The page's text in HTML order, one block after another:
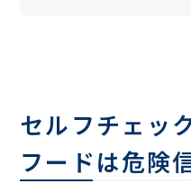
セルフチェッ
フードは危険